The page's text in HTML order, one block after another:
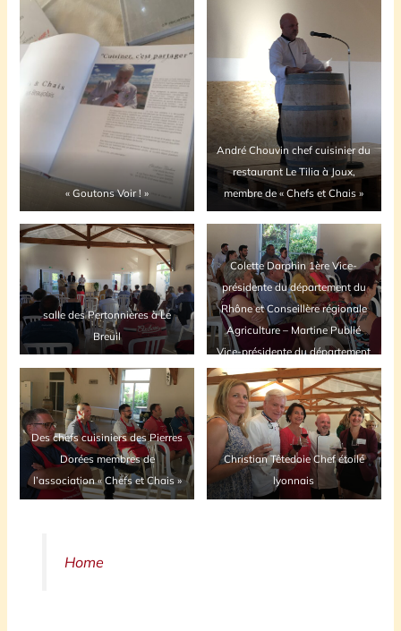
« Goutons Voir ! »
André Chouvin chef cuisinier du
restaurant Le Tilia à Joux,
membre de « Chefs et Chais »
salle des Pertonnières à Le
Breuil
Colette Darphin 1ère Vice-
présidente du département du
Rhône et Conseillère régionale
Agriculture – Martine Publié
Vice-présidente du département
du Rhône en charge de la
culture
Des chefs cuisiniers des Pierres
Dorées membres de
l’association « Chefs et Chais »
Christian Têtedoie Chef étoilé
lyonnais
Home